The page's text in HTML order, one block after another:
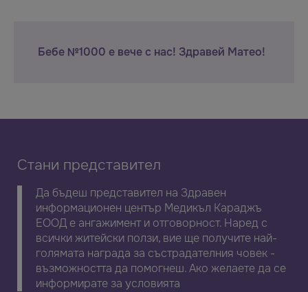
Бебе №1000 е вече с нас! Здравей Матео!
Стани представител
Да бъдеш представител на Здравен
информационен център Медикъл Караджъ
ЕООД е ангажимент и отговорност. Наред с
всички житейски ползи, вие ще получите най-
голямата награда за състрадателния човек -
възможността да помогнеш. Ако желаете да се
информирате за условията